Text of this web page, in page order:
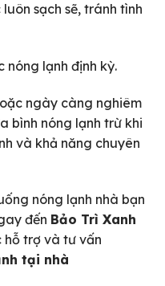
sạch sẽ, tránh tình
nóng lạnh định kỳ.
ngày càng nghiêm
bình nóng lạnh trừ khi
và khả năng chuyên
nóng lạnh nhà bạn
đến Bảo Trì Xanh
hỗ trợ và tư vấn
tại nhà